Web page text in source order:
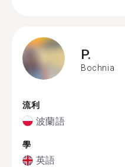
P.
Bochnia
流利
波蘭語
學
英語